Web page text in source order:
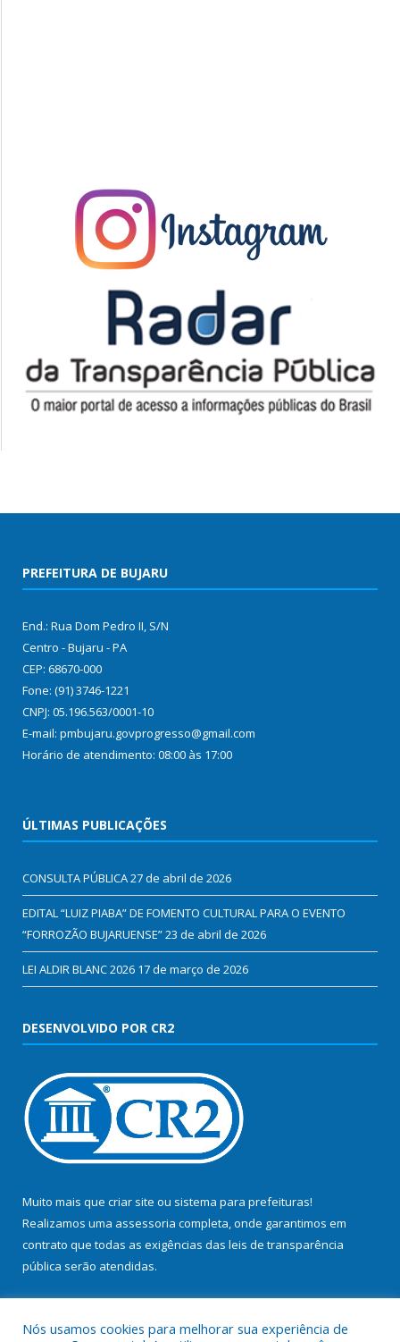
PREFEITURA DE BUJARU
End.: Rua Dom Pedro II, S/N
Centro - Bujaru - PA
CEP: 68670-000
Fone: (91) 3746-1221
CNPJ: 05.196.563/0001-10
E-mail: pmbujaru.govprogresso@gmail.com
Horário de atendimento: 08:00 às 17:00
ÚLTIMAS PUBLICAÇÕES
CONSULTA PÚBLICA27 de abril de 2026
EDITAL “LUIZ PIABA” DE FOMENTO CULTURAL PARA O EVENTO
“FORROZÃO BUJARUENSE”23 de abril de 2026
LEI ALDIR BLANC 2026 17 de março de 2026
DESENVOLVIDO POR CR2
Muito mais que criar site ou sistema para prefeituras!
Realizamos uma assessoria completa, onde garantimos em
contrato que todas as exigências das leis de transparência
pública serão atendidas.
Nós usamos cookies para melhorar sua experiência de